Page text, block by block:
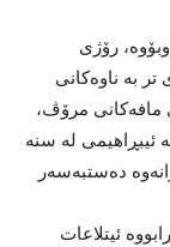
رۆژی
شارۆمەندی تر بە ناوەکانی
مافەکانی مرۆڤ،
ئیبڕاهیمی لە سنە
دەستبەسەر
ئیتلاعات